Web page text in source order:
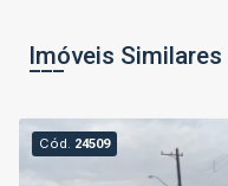
Imóveis Similares
Cód. 24509